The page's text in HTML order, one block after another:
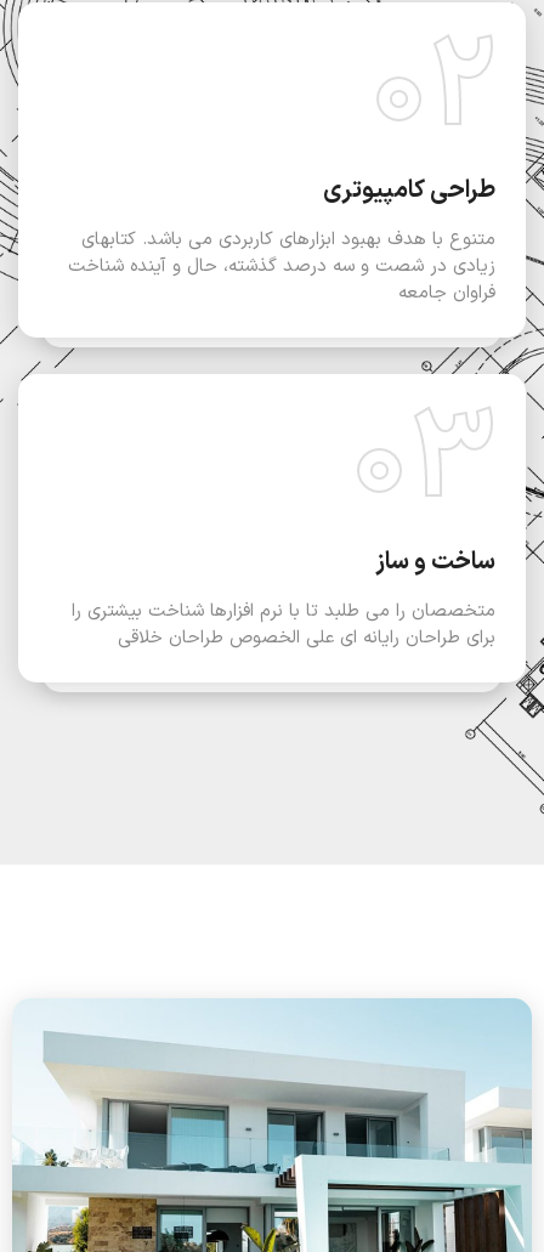
02
طراحی کامپیوتری
متنوع با هدف بهبود ابزارهای کاربردی می باشد. کتابهای
زیادی در شصت و سه درصد گذشته، حال و آینده شناخت
فراوان جامعه
03
ساخت و ساز
متخصصان را می طلبد تا با نرم افزارها شناخت بیشتری را
برای طراحان رایانه ای علی الخصوص طراحان خلاقی